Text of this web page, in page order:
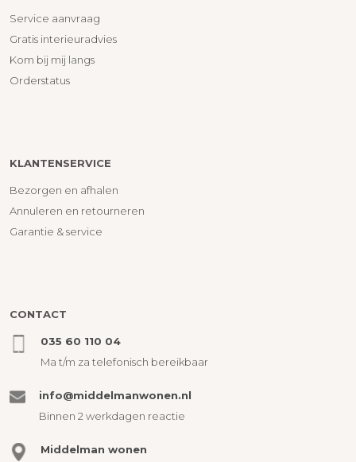
Service aanvraag
Gratis interieuradvies
Kom bij mij langs
Orderstatus
KLANTENSERVICE
Bezorgen en afhalen
Annuleren en retourneren
Garantie & service
CONTACT
035 60 110 04
Ma t/m za telefonisch bereikbaar
info@middelmanwonen.nl
Binnen 2 werkdagen reactie
Middelman wonen